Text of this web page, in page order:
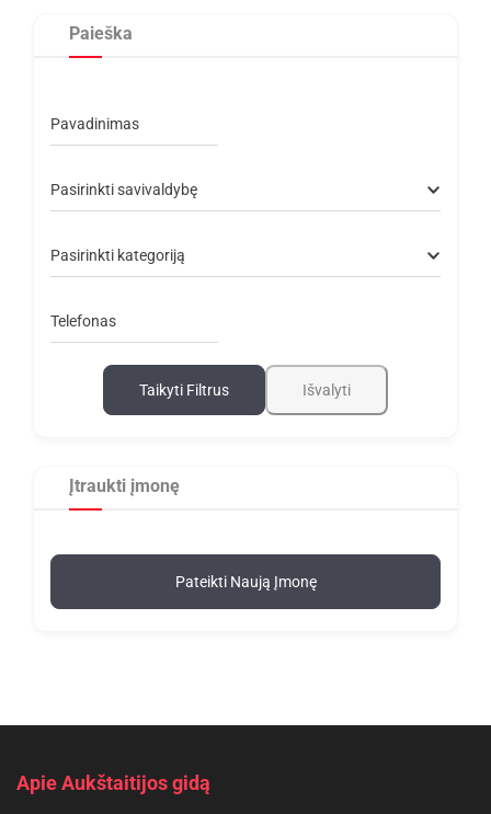
Paieška
Pavadinimas
Pasirinkti savivaldybę
Pasirinkti kategoriją
Telefonas
Taikyti Filtrus Išvalyti
Įtraukti įmonę
Pateikti Naują Įmonę
Apie Aukštaitijos gidą